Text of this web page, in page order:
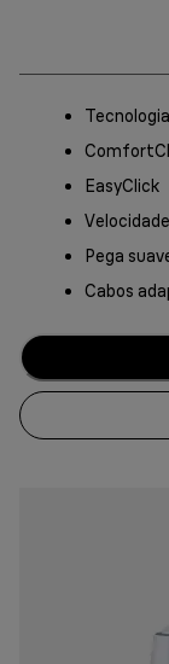
EasyClick
Pega
Cabos